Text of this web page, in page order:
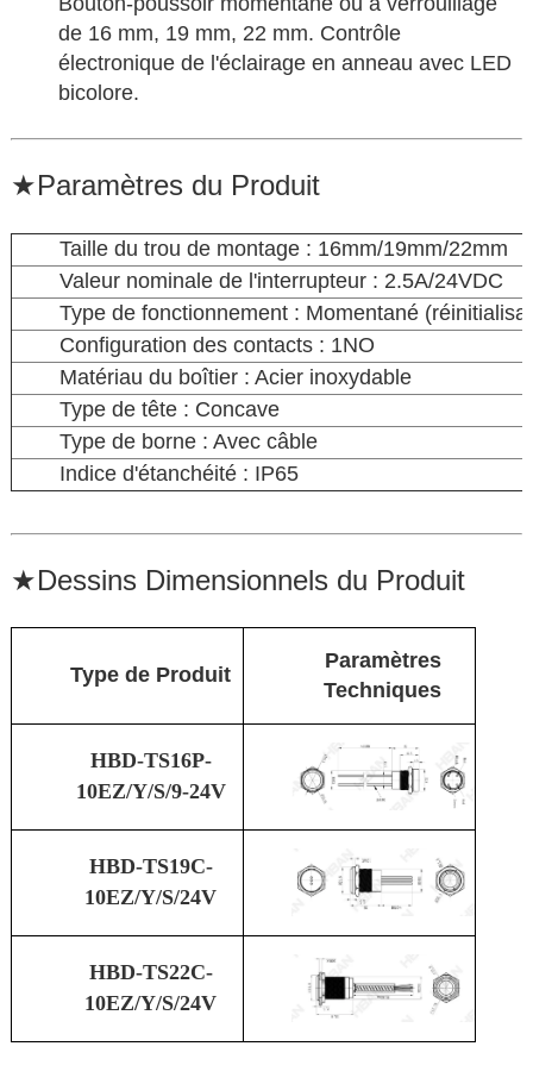
de 16 mm, 19 mm, 22 mm. Contrôle
électronique de l'éclairage en anneau avec LED
bicolore.
★Paramètres du Produit
Taille du trou de montage : 16mm/19mm/22mm
Valeur nominale de l'interrupteur : 2.5A/24VDC
Type de fonctionnement : Momentané
Configuration des contacts : 1NO
Matériau du boîtier : Acier inoxydable
Type de tête : Concave
Type de borne : Avec câble
Indice d'étanchéité : IP65
★Dessins Dimensionnels du Produit
Type de Produit
Paramètres
Techniques
HBD-TS16P-
10EZ/Y/S/9-24V
HBD-TS19C-
10EZ/Y/S/24V
HBD-TS22C-
10EZ/Y/S/24V